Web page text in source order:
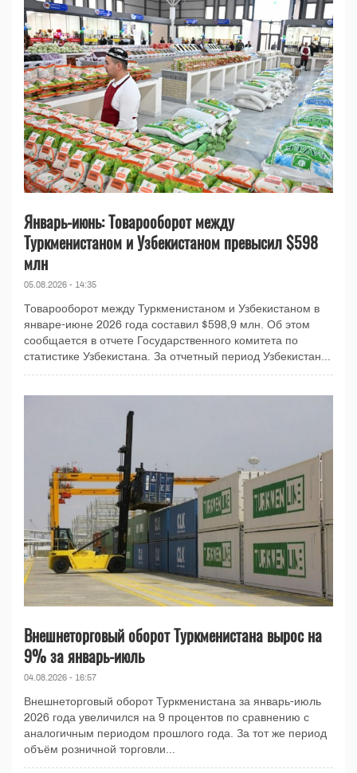
Январь-июнь: Товарооборот между
Туркменистаном и Узбекистаном превысил $598
млн
05.08.2026 - 14:35
Товарооборот между Туркменистаном и Узбекистаном в
январе-июне 2026 года составил $598,9 млн. Об этом
сообщается в отчете Государственного комитета по
статистике Узбекистана. За отчетный период Узбекистан...
Внешнеторговый оборот Туркменистана вырос на
9% за январь-июль
04.08.2026 - 16:57
Внешнеторговый оборот Туркменистана за январь-июль
2026 года увеличился на 9 процентов по сравнению с
аналогичным периодом прошлого года. За тот же период
объём розничной торговли...